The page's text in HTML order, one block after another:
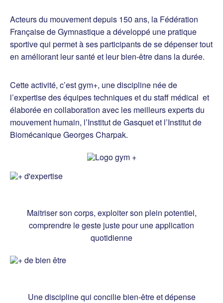
Acteurs du mouvement depuis 150 ans, la Fédération
Française de Gymnastique a développé une pratique
sportive qui permet à ses participants de se dépenser tout
en améliorant leur santé et leur bien-être dans la durée.
Cette activité, c’est gym+, une discipline née de
l’expertise des équipes techniques et du staff médical et
élaborée en collaboration avec les meilleurs experts du
mouvement humain, l’Institut de Gasquet et l’Institut de
Biomécanique Georges Charpak.
Maitriser son corps, exploiter son plein potentiel,
comprendre le geste juste pour une application
quotidienne
Une discipline qui concilie bien-être et dépense